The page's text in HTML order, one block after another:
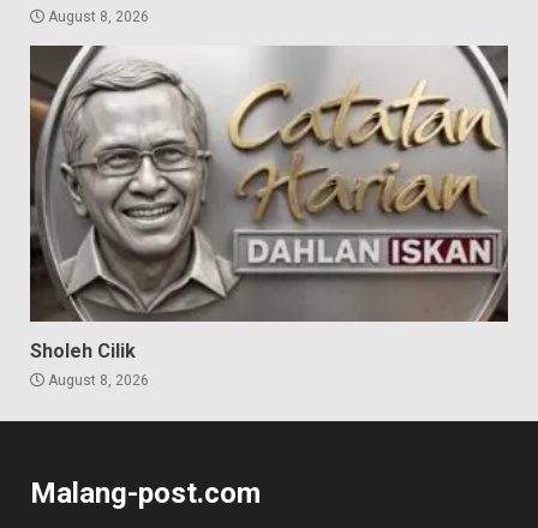
August 8, 2026
Sholeh Cilik
August 8, 2026
Malang-post.com